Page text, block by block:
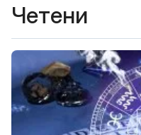
Четени